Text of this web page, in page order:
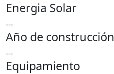
Energia Solar
---
Año de construcción
---
Equipamiento